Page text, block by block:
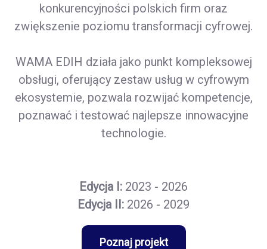
konkurencyjności polskich firm oraz
zwiększenie poziomu transformacji cyfrowej.
WAMA EDIH działa jako punkt kompleksowej
obsługi, oferujący zestaw usług w cyfrowym
ekosystemie, pozwala rozwijać kompetencje,
poznawać i testować najlepsze innowacyjne
technologie.
Edycja I: 2023 - 2026
Edycja II: 2026 - 2029
Poznaj projekt